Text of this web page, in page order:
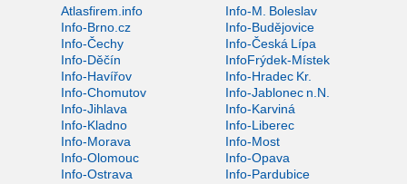
Atlasfirem.info
Info-M. Boleslav
Info-Brno.cz
Info-Budějovice
Info-Čechy
Info-Česká Lípa
Info-Děčín
InfoFrýdek-Místek
Info-Havířov
Info-Hradec Kr.
Info-Chomutov
Info-Jablonec n.N.
Info-Jihlava
Info-Karviná
Info-Kladno
Info-Liberec
Info-Morava
Info-Most
Info-Olomouc
Info-Opava
Info-Ostrava
Info-Pardubice